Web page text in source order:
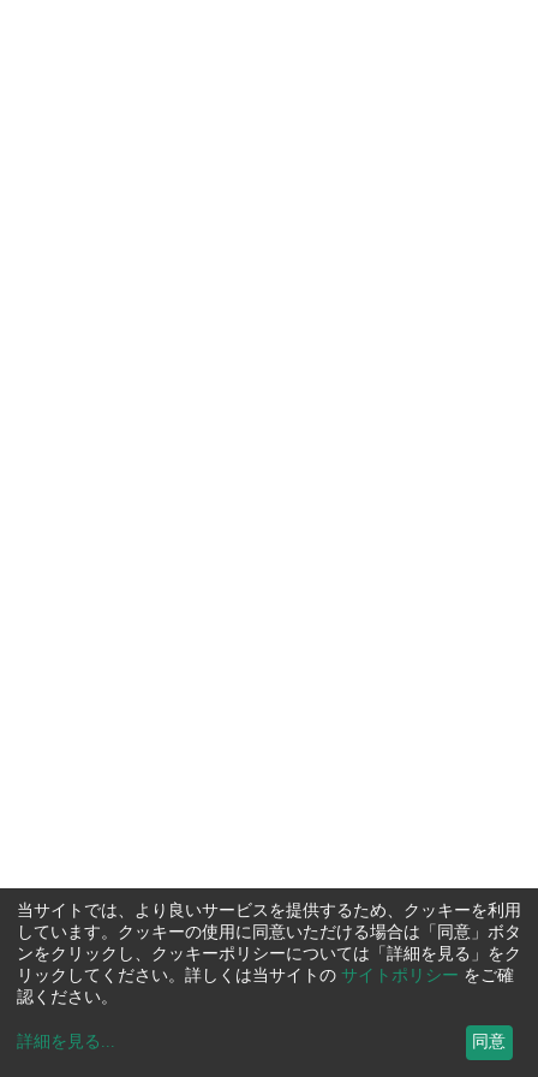
当サイトでは、より良いサービスを提供するため、クッキーを利用
しています。クッキーの使用に同意いただける場合は「同意」ボタ
ンをクリックし、クッキーポリシーについては「詳細を見る」をク
リックしてください。詳しくは当サイトの サイトポリシー をご確
認ください。
詳細を見る ... 同意